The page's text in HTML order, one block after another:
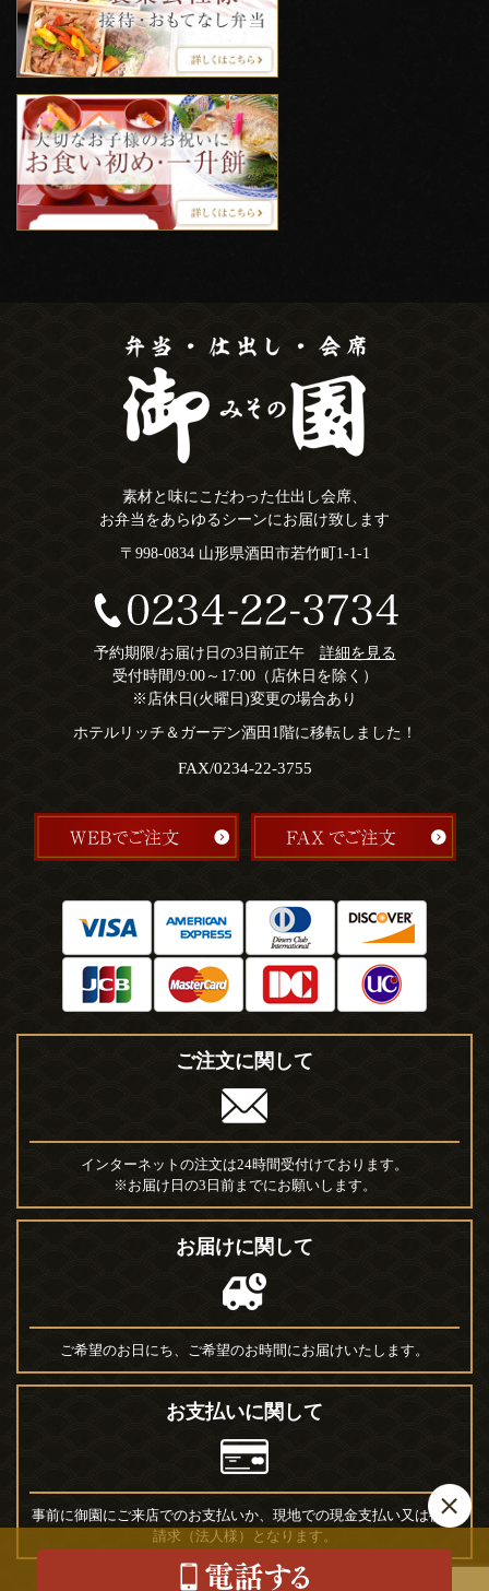
素材と味にこだわった仕出し会席、
お弁当をあらゆるシーンにお届け致します
〒998-0834 山形県酒田市若竹町1-1-1
予約期限/お届け日の3日前正午 詳細を見る
受付時間/9:00～17:00（店休日を除く）
※店休日(火曜日)変更の場合あり
ホテルリッチ＆ガーデン酒田1階に移転しました！
FAX/0234-22-3755
ご注文に関して
インターネットの注文は24時間受付けております。
※お届け日の3日前までにお願いします。
お届けに関して
ご希望のお日にち、ご希望のお時間にお届けいたします。
お支払いに関して
事前に御園にご来店でのお支払いか、現地での現金支払い又は後日
請求（法人様）となります。